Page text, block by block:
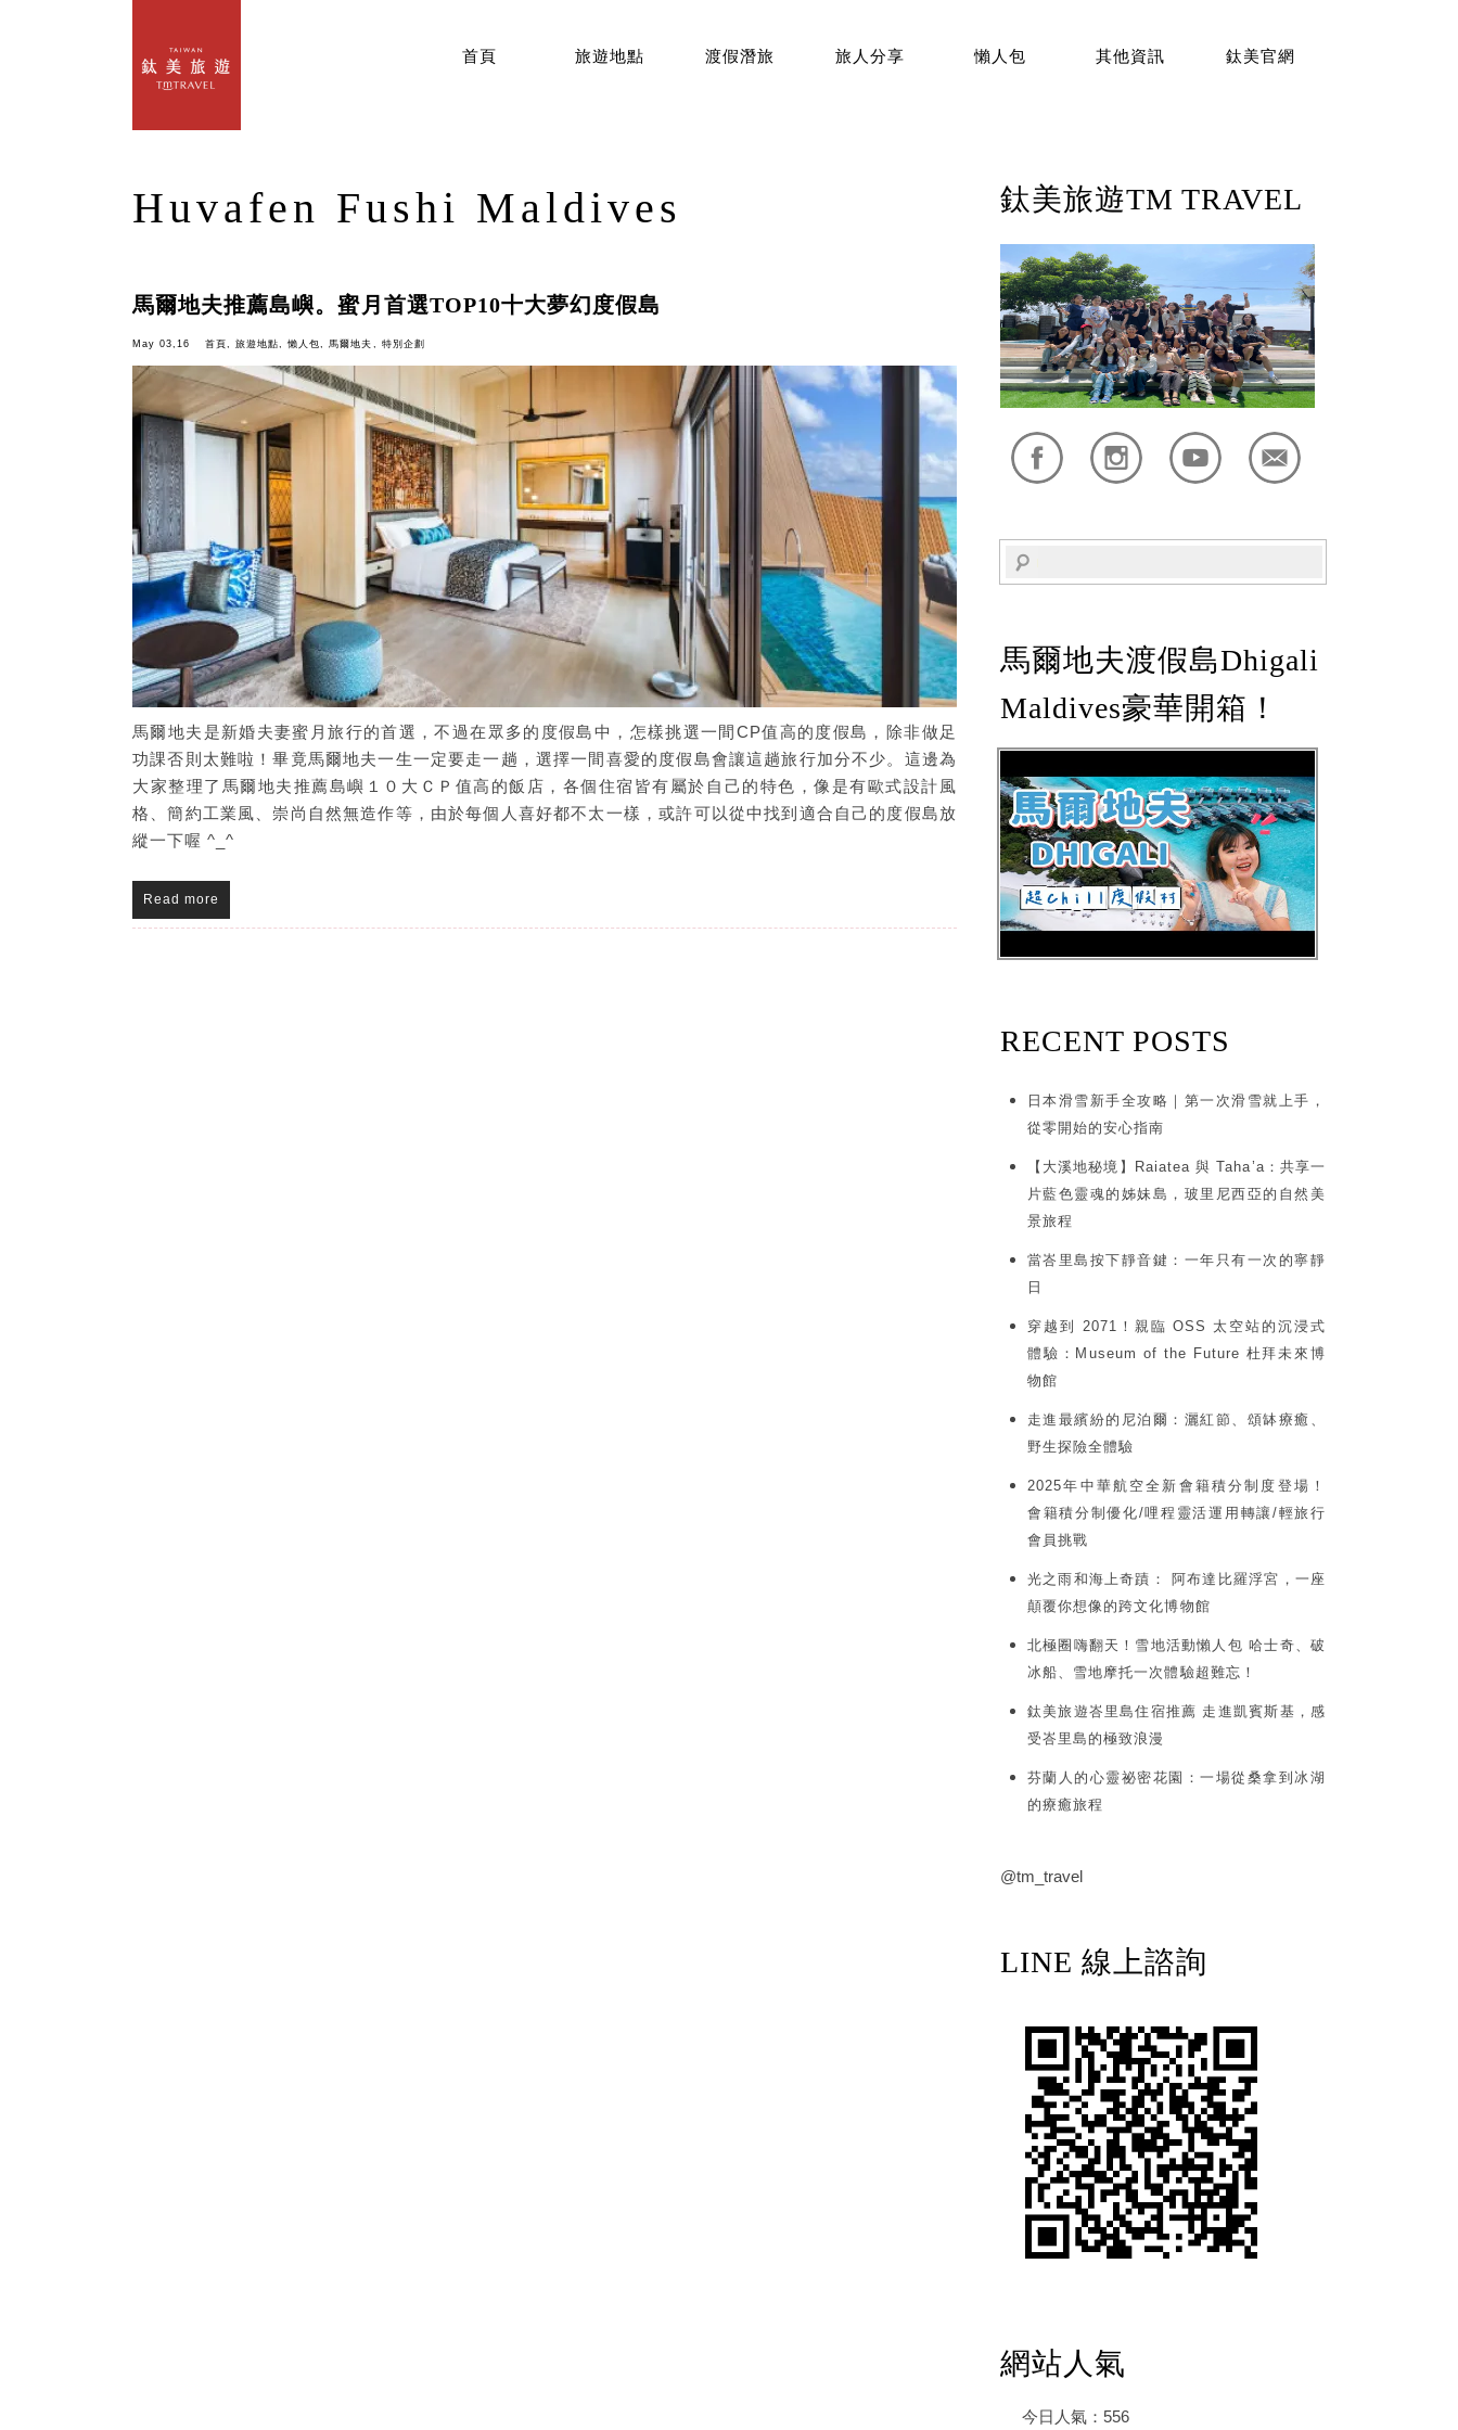
首頁 旅遊地點 渡假潛旅 旅人分享 懶人包 其他資訊 鈦美官網
Huvafen Fushi Maldives
馬爾地夫推薦島嶼。蜜月首選TOP10十大夢幻度假島
May 03,16 首頁, 旅遊地點,懶人包,馬爾地夫 , 特別企劃
馬爾地夫是新婚夫妻蜜月旅行的首選，不過在眾多的度假島中，怎樣挑選一間CP值高的度假島，除非做足
功課否則太難啦！畢竟馬爾地夫一生一定要走一趟，選擇一間喜愛的度假島會讓這趟旅行加分不少。這邊為
大家整理了馬爾地夫推薦島嶼１０大ＣＰ值高的飯店，各個住宿皆有屬於自己的特色，像是有歐式設計風
格、簡約工業風、崇尚自然無造作等，由於每個人喜好都不太一樣，或許可以從中找到適合自己的度假島放
縱一下喔 ^_^
Read more
鈦美旅遊TM TRAVEL
馬爾地夫渡假島Dhigali
Maldives豪華開箱！
RECENT POSTS
日本滑雪新手全攻略｜第一次滑雪就上手，
從零開始的安心指南
【大溪地秘境】Raiatea 與 Taha’a：共享一
片藍色靈魂的姊妹島，玻里尼西亞的自然美
景旅程
當峇里島按下靜音鍵：一年只有一次的寧靜
日
穿越到 2071！親臨 OSS 太空站的沉浸式
體驗：Museum of the Future 杜拜未來博
物館
走進最繽紛的尼泊爾：灑紅節、頌缽療癒、
野生探險全體驗
2025年中華航空全新會籍積分制度登場！
會籍積分制優化/哩程靈活運用轉讓/輕旅行
會員挑戰
光之雨和海上奇蹟： 阿布達比羅浮宮，一座
顛覆你想像的跨文化博物館
北極圈嗨翻天！雪地活動懶人包 哈士奇、破
冰船、雪地摩托一次體驗超難忘！
鈦美旅遊峇里島住宿推薦 走進凱賓斯基，感
受峇里島的極致浪漫
芬蘭人的心靈祕密花園：一場從桑拿到冰湖
的療癒旅程
@tm_travel
LINE 線上諮詢
網站人氣
今日人氣： 556